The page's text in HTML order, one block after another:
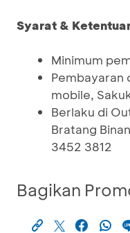
Syarat &
Minimum
Pembayaran
mobile,
Berlaku di
Bratang
3452 3812
Bagikan